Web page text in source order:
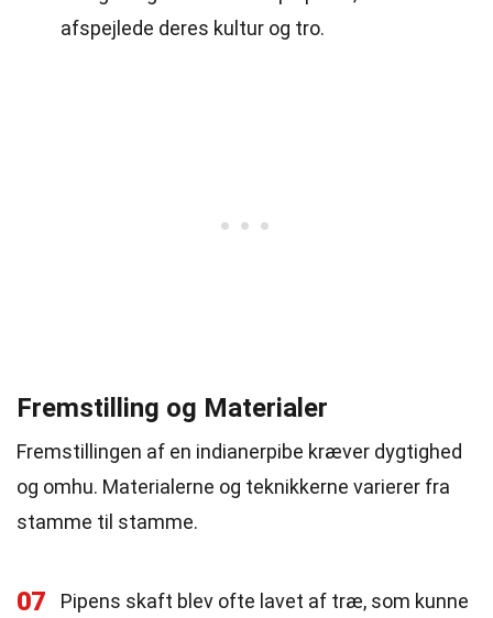
afspejlede deres kultur og tro.
Fremstilling og Materialer
Fremstillingen af en indianerpibe kræver dygtighed
og omhu. Materialerne og teknikkerne varierer fra
stamme til stamme.
07
Pipens skaft blev ofte lavet af træ, som kunne